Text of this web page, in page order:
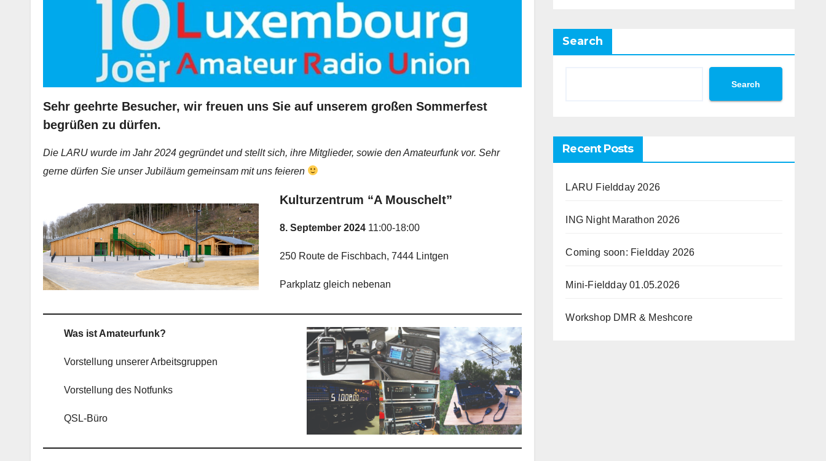
Sehr geehrte Besucher, wir freuen uns Sie auf unserem großen Sommerfest
begrüßen zu dürfen.
Die LARU wurde im Jahr 2024 gegründet und stellt sich, ihre Mitglieder, sowie den Amateurfunk vor. Sehr
gerne dürfen Sie unser Jubiläum gemeinsam mit uns feieren
Kulturzentrum “A Mouschelt”
8. September 202411:00-18:00
250 Route de Fischbach, 7444 Lintgen
Parkplatz gleich nebenan
Was ist Amateurfunk?
Vorstellung unserer Arbeitsgruppen
Vorstellung des Notfunks
QSL-Büro
Search
Search
Recent Posts
LARU Fieldday 2026
ING Night Marathon 2026
Coming soon: Fieldday 2026
Mini-Fieldday 01.05.2026
Workshop DMR & Meshcore